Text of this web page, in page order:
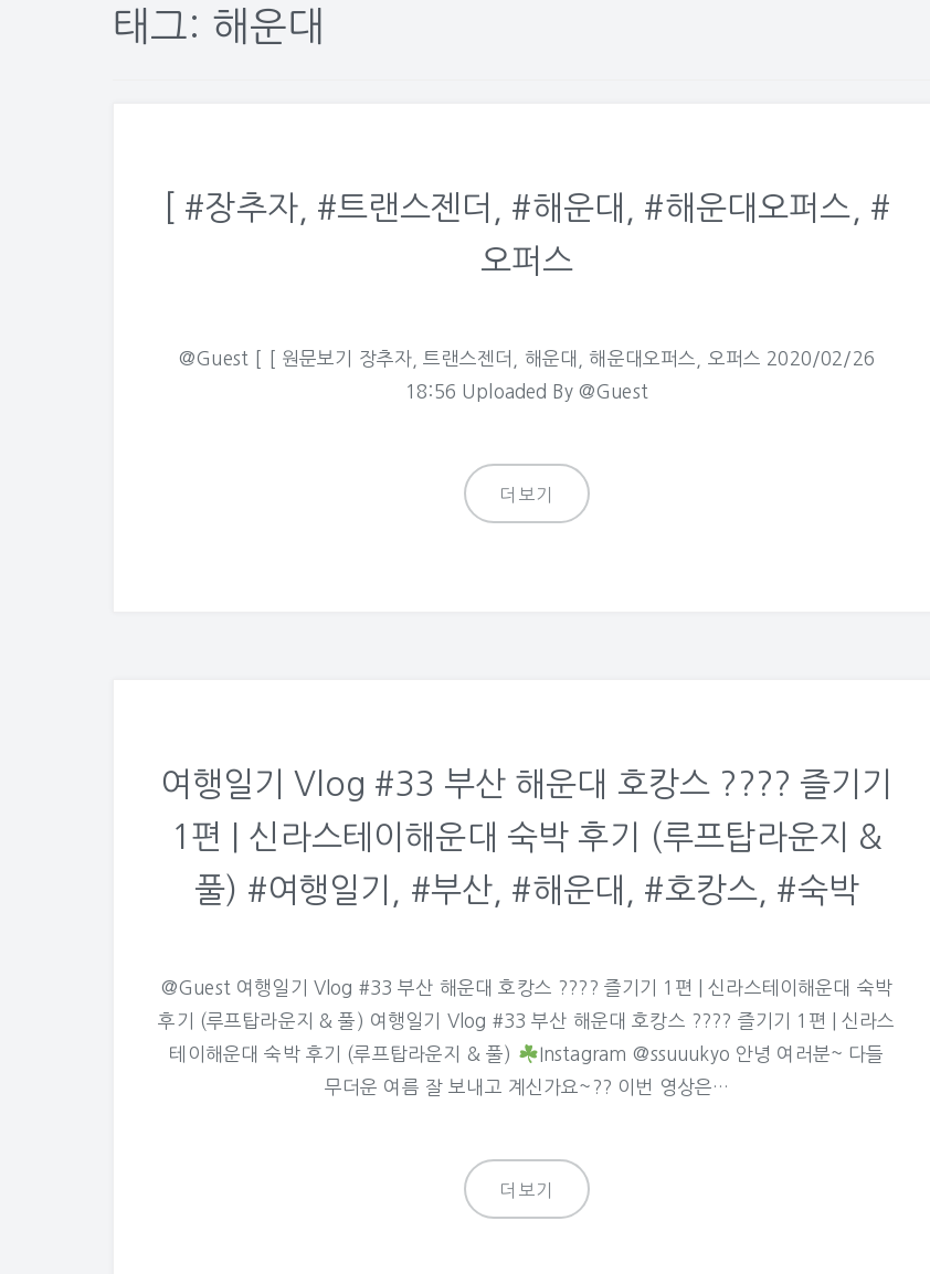
태그: 해운대
[ #장추자, #트랜스젠더, #해운대, #해운대오퍼스, #
오퍼스
@Guest [ [ 원문보기 장추자, 트랜스젠더, 해운대, 해운대오퍼스, 오퍼스 2020/02/26
18:56 Uploaded By @Guest
더보기
여행일기 Vlog #33 부산 해운대 호캉스 ???? 즐기기
1편 | 신라스테이해운대 숙박 후기 (루프탑라운지 &
풀) #여행일기, #부산, #해운대, #호캉스, #숙박
@Guest 여행일기 Vlog #33 부산 해운대 호캉스 ???? 즐기기 1편 | 신라스테이해운대 숙박
후기 (루프탑라운지 & 풀) 여행일기 Vlog #33 부산 해운대 호캉스 ???? 즐기기 1편 | 신라스
테이해운대 숙박 후기 (루프탑라운지 & 풀)
Instagram @ssuuukyo 안녕 여러분~ 다들
무더운 여름 잘 보내고 계신가요~?? 이번 영상은…
더보기